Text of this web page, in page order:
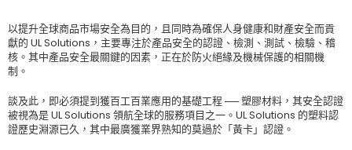
以提升全球商品市場安全為目的，且同時為確保人身健康和財產安全而貢
獻的 UL Solutions，主要專注於產品安全的認證、檢測、測試、檢驗、稽
核。其中產品安全最關鍵的因素，正在於防火絕緣及機械保護的相關機
制。
談及此，即必須提到獲百工百業應用的基礎工程 ── 塑膠材料，其安全認證
被視為是 UL Solutions 領航全球的服務項目之一。UL Solutions 的塑料認
證歷史淵源已久，其中最廣獲業界熟知的莫過於「黃卡」認證。